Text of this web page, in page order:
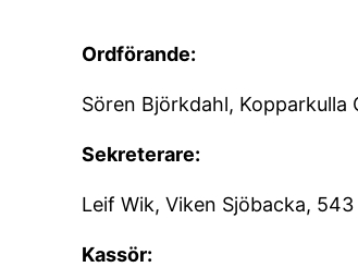
Ordförande:
Sören Björkdahl,
Sekreterare:
Leif Wik, Viken Sjöbacka,
Kassör: